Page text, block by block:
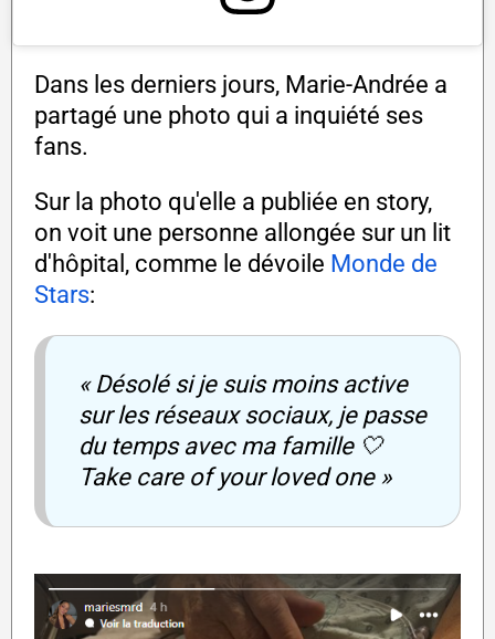
Dans les derniers jours, Marie-Andrée a
partagé une photo qui a inquiété ses
fans.
Sur la photo qu'elle a publiée en story,
on voit une personne allongée sur un lit
d'hôpital, comme le dévoile Monde de
Stars:
« Désolé si je suis moins active
sur les réseaux sociaux, je passe
du temps avec ma famille 🤍
Take care of your loved one »